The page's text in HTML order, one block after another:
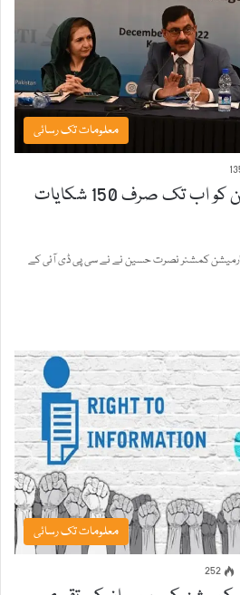
معلومات تک رسائی
سندھ انفارمیشن کمیشن کو اب تک صرف 150 شکایات
کمشنر نصرت حسین نے نے سی پی ڈی آئی کے
معلومات تک رسائی
252